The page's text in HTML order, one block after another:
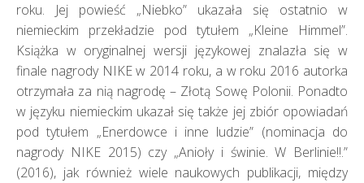
roku. Jej powieść „Niebko” ukazała się ostatnio w
niemieckim przekładzie pod tytułem „Kleine Himmel”.
Książka w oryginalnej wersji językowej znalazła się w
finale nagrody NIKE w 2014 roku, a w roku 2016 autorka
otrzymała za nią nagrodę – Złotą Sowę Polonii. Ponadto
w języku niemieckim ukazał się także jej zbiór opowiadań
pod tytułem „Enerdowce i inne ludzie” (nominacja do
nagrody NIKE 2015) czy „Anioły i świnie. W Berlinie!!.”
(2016), jak również wiele naukowych publikacji, między